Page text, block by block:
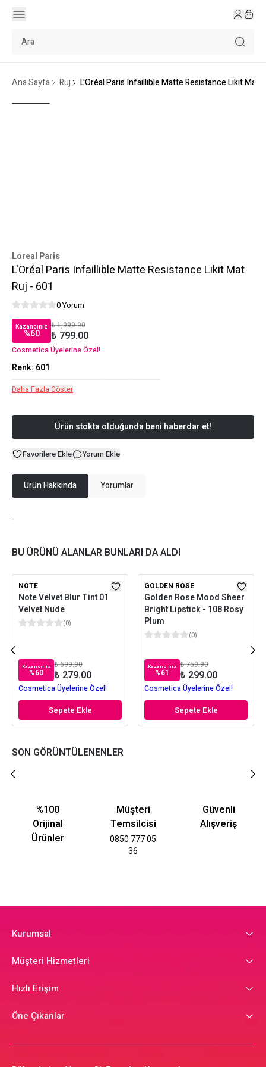
Ana Sayfa Ruj L'Oréal Paris Infaillible Matte Resistance Likit Mat
Loreal Paris
L'Oréal Paris Infaillible Matte Resistance Likit Mat
Ruj - 601
0 Yorum
Kazancınız
%60
₺ 1,999.90
₺ 799.00
Cosmetica Üyelerine Özel!
Renk: 601
Daha Fazla Göster
Ürün stokta olduğunda beni haberdar et!
Favorilere Ekle Yorum Ekle
Ürün Hakkında Yorumlar
-
BU ÜRÜNÜ ALANLAR BUNLARI DA ALDI
NOTE
Note Velvet Blur Tint 01
Velvet Nude
(0)
Kazancınız
%60
₺ 699.90
₺ 279.00
Cosmetica Üyelerine Özel!
Sepete Ekle
GOLDEN ROSE
Golden Rose Mood Sheer
Bright Lipstick - 108 Rosy
Plum
(0)
Kazancınız
%61
₺ 759.90
₺ 299.00
Cosmetica Üyelerine Özel!
Sepete Ekle
SON GÖRÜNTÜLENENLER
%100
Orijinal
Ürünler
Müşteri
Temsilcisi
0850 777 05
36
Güvenli
Alışveriş
Kurumsal
Müşteri Hizmetleri
Hızlı Erişim
Öne Çıkanlar